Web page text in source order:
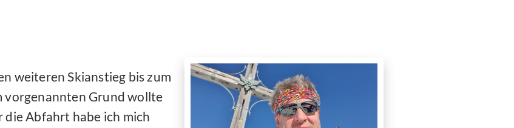
weiteren Skianstieg bis zum
vorgenannten Grund wollte
Abfahrt habe ich mich